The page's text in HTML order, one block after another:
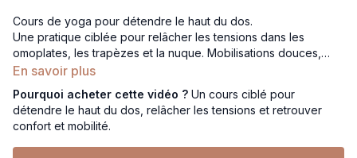
Cours de yoga pour détendre le haut du dos.
Une pratique ciblée pour relâcher les tensions dans les
omoplates, les trapèzes et la nuque. Mobilisations douces,
respirations guidées et activations légères pour redonner de
stress ou aux écrans. Accessible à tous les niveaux.
En savoir plus
Pourquoi acheter cette vidéo ? Un cours ciblé pour
détendre le haut du dos, relâcher les tensions et retrouver
confort et mobilité.